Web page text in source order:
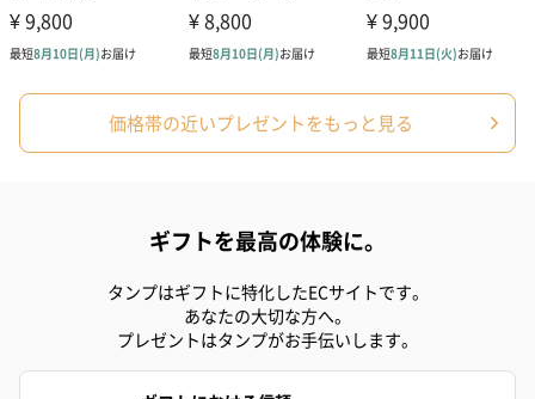
価格帯の近いプレゼントをもっと見る
ギフトを最高の体験に。
タンプはギフトに特化したECサイトです。
あなたの大切な方へ。
プレゼントはタンプがお手伝いします。